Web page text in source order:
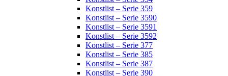
Konstlist – Serie 359
Konstlist – Serie 3590
Konstlist – Serie 3591
Konstlist – Serie 3592
Konstlist – Serie 377
Konstlist – Serie 385
Konstlist – Serie 387
Konstlist – Serie 390